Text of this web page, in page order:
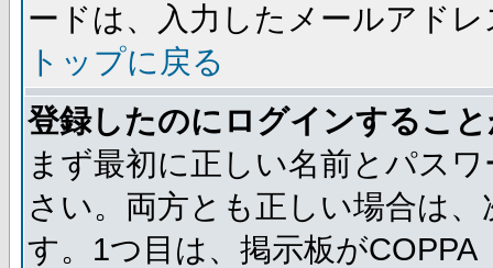
ードは、入力したメールアド
トップに戻る
登録したのにログインするこ
まず最初に正しい名前とパス
さい。両方とも正しい場合は
す。1つ目は、掲示板が